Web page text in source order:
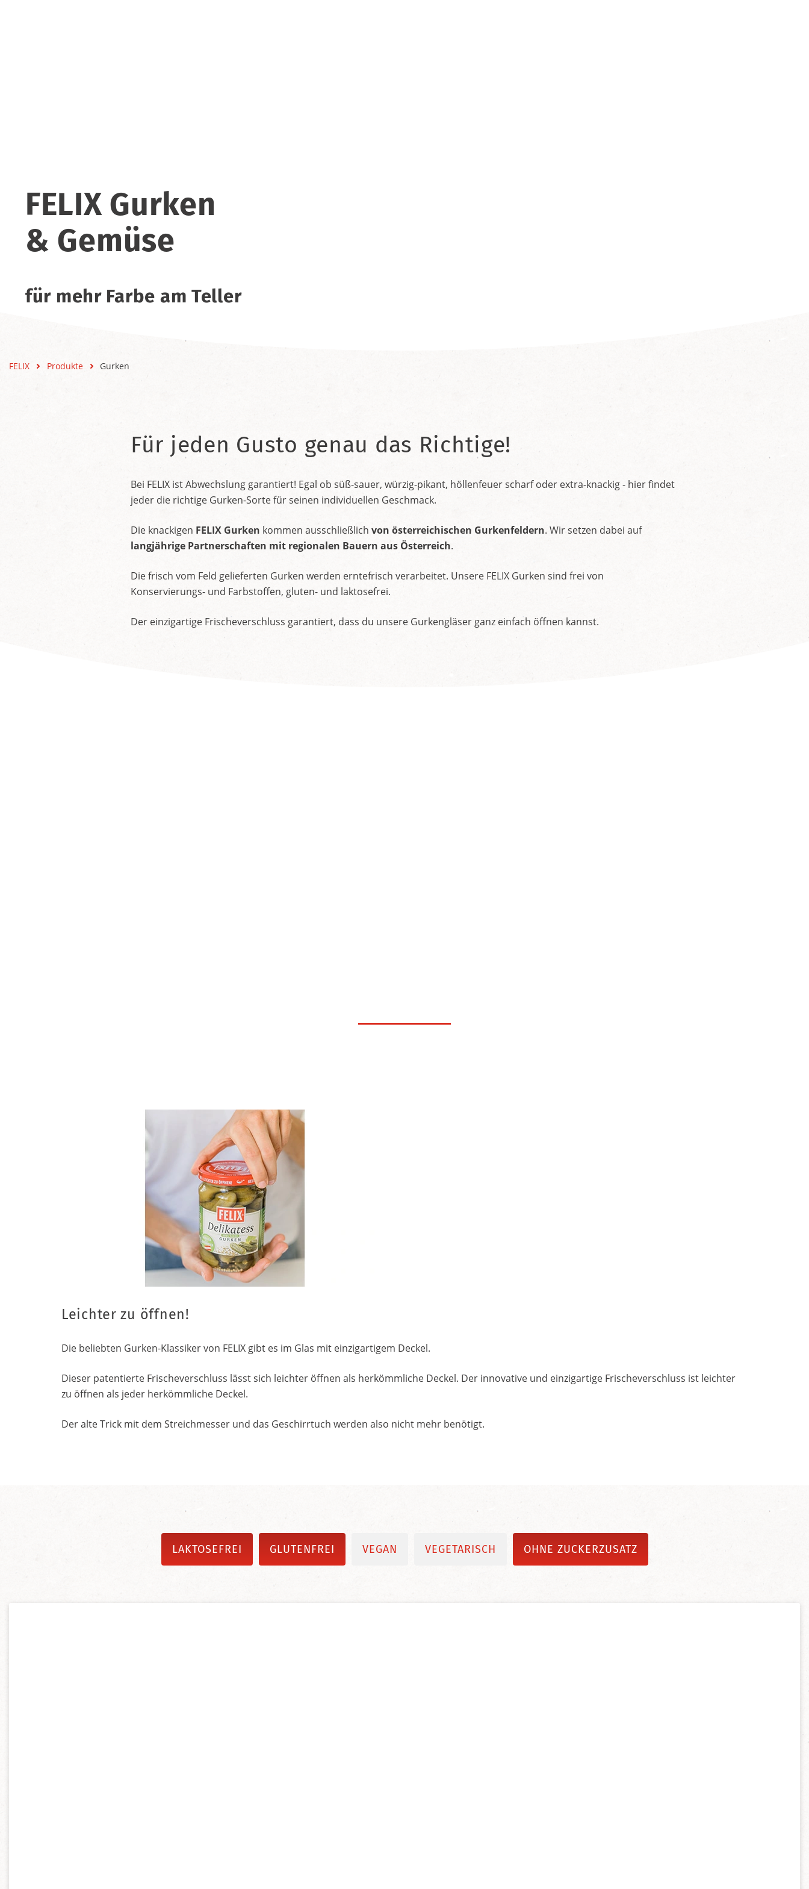
FELIX Gurken
& Gemüse
für mehr Farbe am Teller
FELIX Produkte Gurken
Für jeden Gusto genau das Richtige!
Bei FELIX ist Abwechslung garantiert! Egal ob süß-sauer, würzig-pikant, höllenfeuer scharf oder extra-knackig - hier findet
jeder die richtige Gurken-Sorte für seinen individuellen Geschmack.
Die knackigen FELIX Gurken kommen ausschließlich von österreichischen Gurkenfeldern. Wir setzen dabei auf
langjährige Partnerschaften mit regionalen Bauern aus Österreich.
Die frisch vom Feld gelieferten Gurken werden erntefrisch verarbeitet. Unsere FELIX Gurken sind frei von
Konservierungs- und Farbstoffen, gluten- und laktosefrei.
Der einzigartige Frischeverschluss garantiert, dass du unsere Gurkengläser ganz einfach öffnen kannst.
Leichter zu öffnen!
Die beliebten Gurken-Klassiker von FELIX gibt es im Glas mit einzigartigem Deckel.
Dieser patentierte Frischeverschluss lässt sich leichter öffnen als herkömmliche Deckel. Der innovative und einzigartige Frischeverschluss ist leichter
zu öffnen als jeder herkömmliche Deckel.
Der alte Trick mit dem Streichmesser und das Geschirrtuch werden also nicht mehr benötigt.
LAKTOSEFREI GLUTENFREI VEGAN VEGETARISCH OHNE ZUCKERZUSATZ